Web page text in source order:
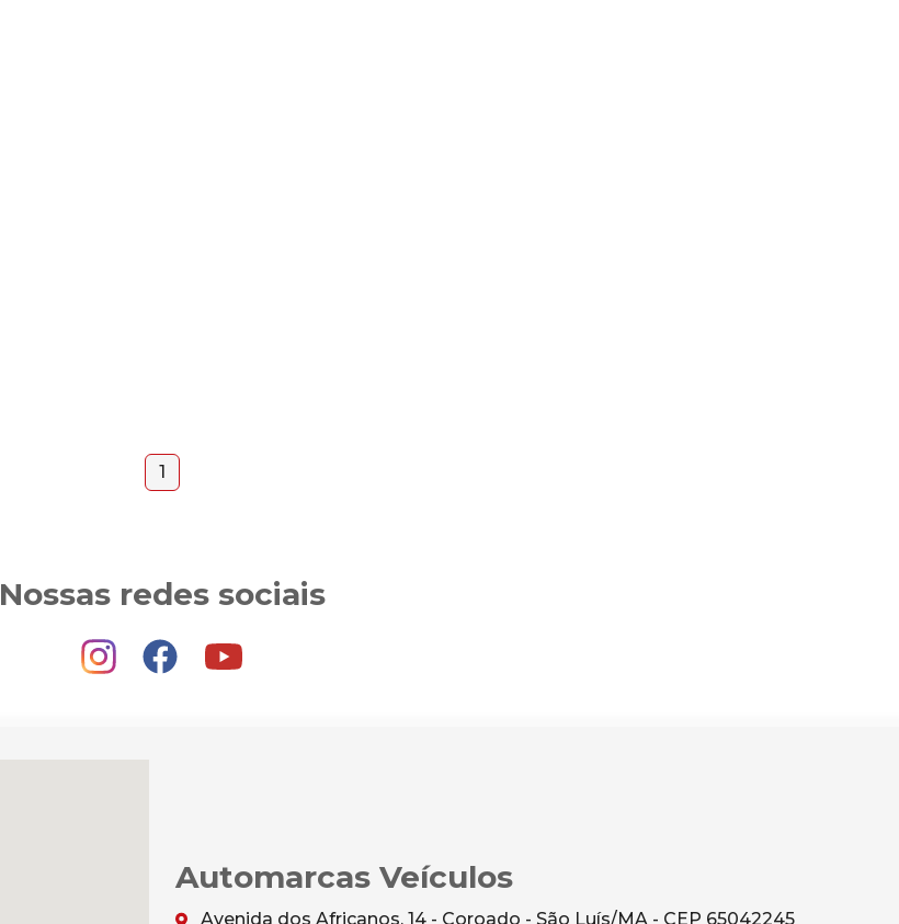
1
Nossas redes sociais
Automarcas Veículos
Avenida dos Africanos, 14 - Coroado - São Luís/MA - CEP 65042245